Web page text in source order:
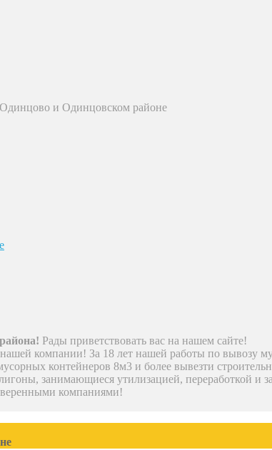
и Одинцовском районе
Рады приветствовать вас на нашем сайте!
нашей компании! За 18 лет нашей работы по
контейнеров 8м3 и более вывезти
занимающиеся утилизацией, переработкой и
компаниями!